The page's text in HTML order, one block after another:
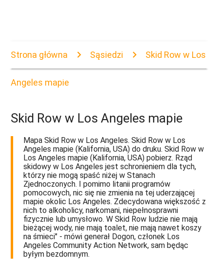
Strona główna Sąsiedzi Skid Row w Los
Angeles mapie
Skid Row w Los Angeles mapie
Mapa Skid Row w Los Angeles. Skid Row w Los
Angeles mapie (Kalifornia, USA) do druku. Skid Row w
Los Angeles mapie (Kalifornia, USA) pobierz. Rząd
skidowy w Los Angeles jest schronieniem dla tych,
którzy nie mogą spaść niżej w Stanach
Zjednoczonych. I pomimo litanii programów
pomocowych, nic się nie zmienia na tej uderzającej
mapie okolic Los Angeles. Zdecydowana większość z
nich to alkoholicy, narkomani, niepełnosprawni
fizycznie lub umysłowo. W Skid Row ludzie nie mają
bieżącej wody, nie mają toalet, nie mają nawet koszy
na śmieci" - mówi generał Dogon, członek Los
Angeles Community Action Network, sam będąc
byłym bezdomnym.